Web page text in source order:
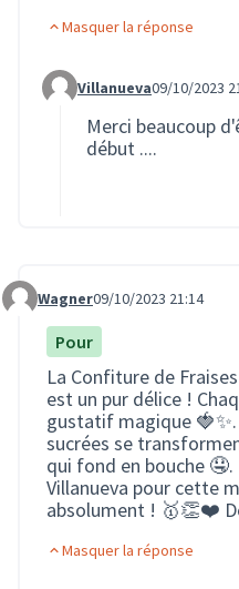
Masquer la réponse
Commentaire 1746
Villanueva09/10/2023
Merci beaucoup
début ....
Commentaire 1741
Wagner09/10/2023 21:14
Pour
La Confiture de
est un pur délice !
gustatif magique
sucrées se
qui fond en bouche
Villanueva pour cette
absolument ! 🥇👏❤️
Masquer la réponse